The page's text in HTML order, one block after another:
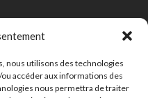
nous utilisons des technologies
accéder aux informations des
nous permettra de traiter